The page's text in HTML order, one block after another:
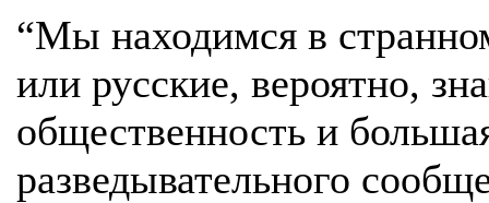
“Мы находимся в
или русские, вероятно,
общественность и
разведывательного